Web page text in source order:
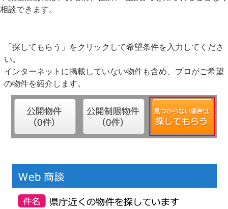
相談できます。
「探してもらう」をクリックして希望条件を入力してくださ
い。
インターネットに掲載していない物件も含め、プロがご希望
の物件を紹介します。